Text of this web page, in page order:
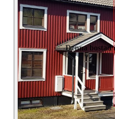
Denna bostad